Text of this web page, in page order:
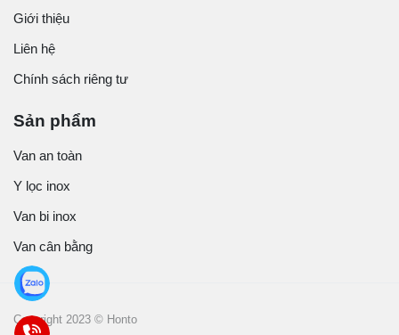
Giới thiệu
Liên hệ
Chính sách riêng tư
Sản phẩm
Van an toàn
Y lọc inox
Van bi inox
Van cân bằng
Copyright 2023 © Honto